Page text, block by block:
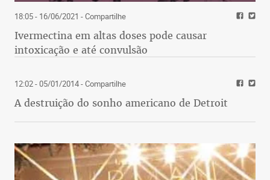
18:05 - 16/06/2021 - Compartilhe
Ivermectina em altas doses pode causar
intoxicação e até convulsão
12:02 - 05/01/2014- Compartilhe
A destruição do sonho americano de Detroit